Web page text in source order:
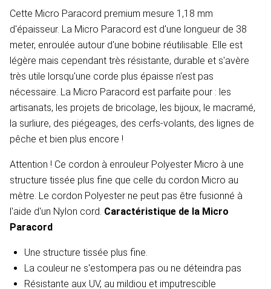
Cette Micro Paracord premium mesure 1,18 mm
d'épaisseur. La Micro Paracord est d'une longueur de 38
meter, enroulée autour d'une bobine réutilisable. Elle est
légère mais cependant très résistante, durable et s'avère
très utile lorsqu'une corde plus épaisse n'est pas
nécessaire. La Micro Paracord est parfaite pour : les
artisanats, les projets de bricolage, les bijoux, le macramé,
la surliure, des piégeages, des cerfs-volants, des lignes de
pêche et bien plus encore !
Attention ! Ce cordon à enrouleur Polyester Micro à une
structure tissée plus fine que celle du cordon Micro au
mètre. Le cordon Polyester ne peut pas être fusionné à
l'aide d'un Nylon cord. Caractéristique de la Micro
Paracord
Une structure tissée plus fine.
La couleur ne s'estompera pas ou ne déteindra pas
Résistante aux UV, au mildiou et imputrescible